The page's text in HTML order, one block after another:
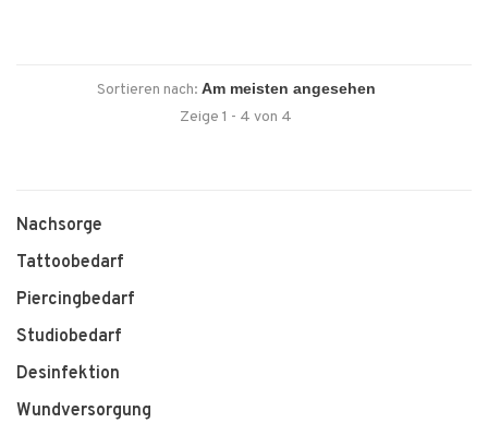
Sortieren nach:
Zeige 1 - 4 von 4
Nachsorge
Tattoobedarf
Piercingbedarf
Studiobedarf
Desinfektion
Wundversorgung